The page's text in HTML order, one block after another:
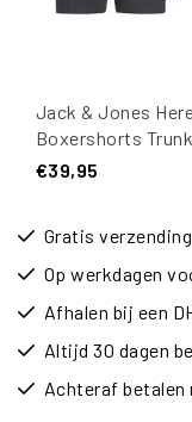
Jack & Jones
Boxershorts
JACAVERY Effen
€39,95
Gratis
Op werkdagen
Afhalen bij een
Altijd 30 dagen
Achteraf betalen